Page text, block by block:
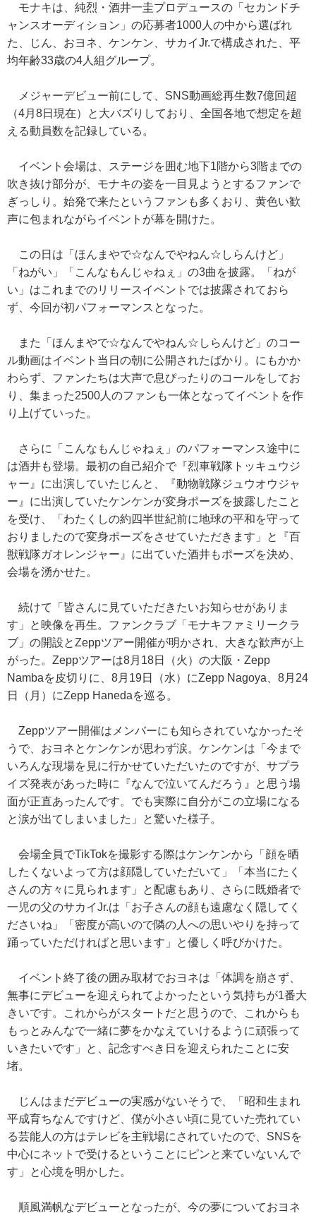
モナキは、純烈・酒井一圭プロデュースの「セカンドチ
ャンスオーディション」の応募者1000人の中から選ばれ
た、じん、おヨネ、ケンケン、サカイJr.で構成された、平
均年齢33歳の4人組グループ。
メジャーデビュー前にして、SNS動画総再生数7億回超
（4月8日現在）と大バズりしており、全国各地で想定を超
える動員数を記録している。
イベント会場は、ステージを囲む地下1階から3階までの
吹き抜け部分が、モナキの姿を一目見ようとするファンで
ぎっしり。始発で来たというファンも多くおり、黄色い歓
声に包まれながらイベントが幕を開けた。
この日は「ほんまやで☆なんでやねん☆しらんけど」
「ねがい」「こんなもんじゃねぇ」の3曲を披露。「ねが
い」はこれまでのリリースイベントでは披露されておら
ず、今回が初パフォーマンスとなった。
また「ほんまやで☆なんでやねん☆しらんけど」のコー
ル動画はイベント当日の朝に公開されたばかり。にもかか
わらず、ファンたちは大声で息ぴったりのコールをしてお
り、集まった2500人のファンも一体となってイベントを作
り上げていった。
さらに「こんなもんじゃねぇ」のパフォーマンス途中に
は酒井も登場。最初の自己紹介で『烈車戦隊トッキュウジ
ャー』に出演していたじんと、『動物戦隊ジュウオウジャ
ー』に出演していたケンケンが変身ポーズを披露したこと
を受け、「わたくしの約四半世紀前に地球の平和を守って
おりましたので変身ポーズをさせていただきます」と『百
獣戦隊ガオレンジャー』に出ていた酒井もポーズを決め、
会場を湧かせた。
続けて「皆さんに見ていただきたいお知らせがありま
す」と映像を再生。ファンクラブ「モナキファミリークラ
ブ」の開設とZeppツアー開催が明かされ、大きな歓声が上
がった。Zeppツアーは8月18日（火）の大阪・Zepp
Nambaを皮切りに、8月19日（水）にZepp Nagoya、8月24
日（月）にZepp Hanedaを巡る。
Zeppツアー開催はメンバーにも知らされていなかったそ
うで、おヨネとケンケンが思わず涙。ケンケンは「今まで
いろんな現場を見に行かせていただいたのですが、サプラ
イズ発表があった時に『なんで泣いてんだろう』と思う場
面が正直あったんです。でも実際に自分がこの立場になる
と涙が出てしまいました」と驚いた様子。
会場全員でTikTokを撮影する際はケンケンから「顔を晒
したくないよって方は顔隠していただいて」「本当にたく
さんの方々に見られます」と配慮もあり、さらに既婚者で
一児の父のサカイJr.は「お子さんの顔も遠慮なく隠してく
ださいね」「密度が高いので隣の人への思いやりを持って
踊っていただければと思います」と優しく呼びかけた。
イベント終了後の囲み取材でおヨネは「体調を崩さず、
無事にデビューを迎えられてよかったという気持ちが1番大
きいです。これからがスタートだと思うので、これからも
もっとみんなで一緒に夢をかなえていけるように頑張って
いきたいです」と、記念すべき日を迎えられたことに安
堵。
じんはまだデビューの実感がないそうで、「昭和生まれ
平成育ちなんですけど、僕が小さい頃に見ていた売れてい
る芸能人の方はテレビを主戦場にされていたので、SNSを
中心にネットで受けるということにピンと来ていないんで
す」と心境を明かした。
順風満帆なデビューとなったが、今の夢についておヨネ